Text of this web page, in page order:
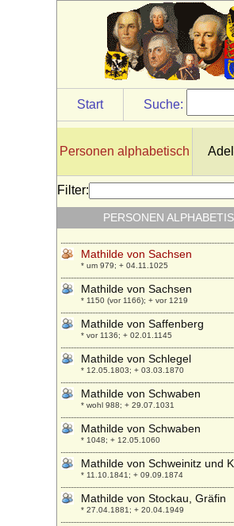
Start Suche:
Personen alphabetisch
Filter:
PERSONEN
Mathilde von Pommern-Stettin
+ 12.07.1331
Mathilde von Querfurt
Querfurt)
+ 1432
Mathilde von Reichenbach-
Mathilde von Reifferscheid
* vor 1389; + 1426
Mathilde von Ringelheim (von
* 894; + 14.03.968
Mathilde von Sachsen
* 942; + 26.05.1008
Mathilde von Sachsen
* um 979; + 04.11.1025
Mathilde von Sachsen
* 1150 (vor 1166); + vor 1219
Mathilde von Saffenberg
* vor 1136; + 02.01.1145
Mathilde von Schlegel
* 12.05.1803; + 03.03.1870
Mathilde von Schwaben
* wohl 988; + 29.07.1031
Mathilde von Schwaben
* 1048; + 12.05.1060
Mathilde von Schweinitz und
* 11.10.1841; + 09.09.1874
Mathilde von Stockau, Gräfin
* 27.04.1881; + 20.04.1949